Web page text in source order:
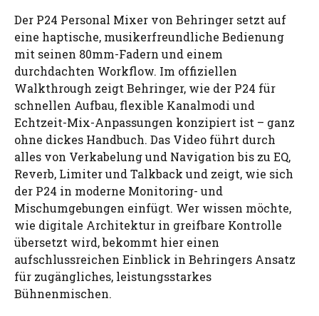
Der P24 Personal Mixer von Behringer setzt auf
eine haptische, musikerfreundliche Bedienung
mit seinen 80mm-Fadern und einem
durchdachten Workflow. Im offiziellen
Walkthrough zeigt Behringer, wie der P24 für
schnellen Aufbau, flexible Kanalmodi und
Echtzeit-Mix-Anpassungen konzipiert ist – ganz
ohne dickes Handbuch. Das Video führt durch
alles von Verkabelung und Navigation bis zu EQ,
Reverb, Limiter und Talkback und zeigt, wie sich
der P24 in moderne Monitoring- und
Mischumgebungen einfügt. Wer wissen möchte,
wie digitale Architektur in greifbare Kontrolle
übersetzt wird, bekommt hier einen
aufschlussreichen Einblick in Behringers Ansatz
für zugängliches, leistungsstarkes
Bühnenmischen.